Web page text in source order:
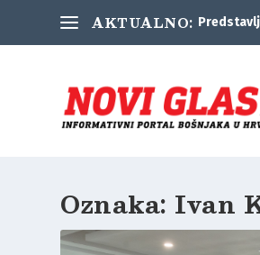
AKTUALNO:
Oznaka: Ivan